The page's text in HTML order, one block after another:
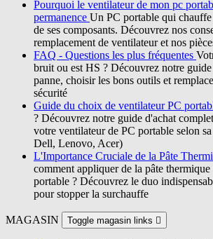
Pourquoi le ventilateur de mon pc
permanence Un PC portable qui
de ses composants. Découvrez nos
remplacement de ventilateur et nos
FAQ - Questions les plus fréquentes
bruit ou est HS ? Découvrez notre
panne, choisir les bons outils et
sécurité
Guide du choix de ventilateur PC
? Découvrez notre guide d'achat
votre ventilateur de PC portable selon
Dell, Lenovo, Acer)
L'Importance Cruciale de la Pâte
comment appliquer de la pâte
portable ? Découvrez le duo
pour stopper la surchauffe
MAGASIN Toggle magasin links 